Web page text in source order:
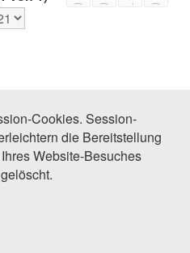
Cookies. Session-
die Bereitstellung
Website-Besuches